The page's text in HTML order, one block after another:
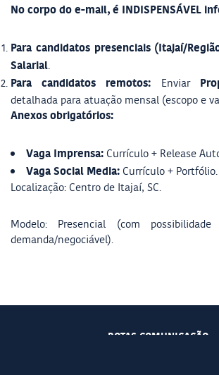
No corpo do e-mail, é INDISPENSÁVEL
Para candidatos presenciais (Itajaí/
Salarial.
Para candidatos remotos: Enviar
detalhada para atuação mensal (escopo e
Anexos obrigatórios:
Vaga Imprensa: Currículo + Release
Vaga Social Media: Currículo + Portfólio.
Localização: Centro de Itajaí, SC.
Modelo: Presencial (com
demanda/negociável).
ROTAS COMUNICAÇÃO